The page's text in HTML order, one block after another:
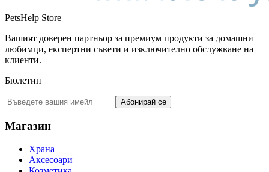
PetsHelp Store
Вашият доверен партньор за премиум продукти за домашни
любимци, експертни съвети и изключително обслужване на
клиенти.
Бюлетин
Абонирай се
Магазин
Храна
Аксесоари